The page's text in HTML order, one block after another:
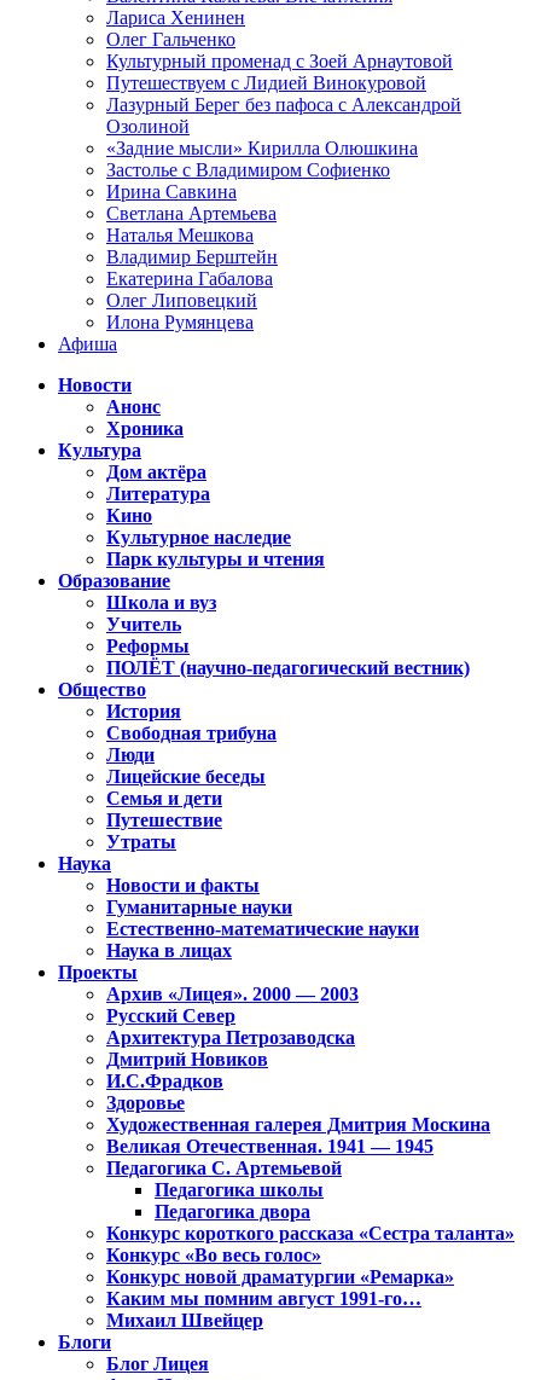
Лариса Хенинен
Олег Гальченко
Культурный променад с Зоей Арнаутовой
Путешествуем с Лидией Винокуровой
Лазурный Берег без пафоса с Александрой
Озолиной
«Задние мысли» Кирилла Олюшкина
Застолье с Владимиром Софиенко
Ирина Савкина
Светлана Артемьева
Наталья Мешкова
Владимир Берштейн
Екатерина Габалова
Олег Липовецкий
Илона Румянцева
Афиша
Новости
Анонс
Хроника
Культура
Дом актёра
Литература
Кино
Культурное наследие
Парк культуры и чтения
Образование
Школа и вуз
Учитель
Реформы
ПОЛЁТ (научно-педагогический вестник)
Общество
История
Свободная трибуна
Люди
Лицейские беседы
Семья и дети
Путешествие
Утраты
Наука
Новости и факты
Гуманитарные науки
Естественно-математические науки
Наука в лицах
Проекты
Архив «Лицея». 2000 — 2003
Русский Север
Архитектура Петрозаводска
Дмитрий Новиков
И.С.Фрадков
Здоровье
Художественная галерея Дмитрия Москина
Великая Отечественная. 1941 — 1945
Педагогика С. Артемьевой
Педагогика школы
Педагогика двора
Конкурс короткого рассказа «Сестра таланта»
Конкурс «Во весь голос»
Конкурс новой драматургии «Ремарка»
Каким мы помним август 1991-го…
Михаил Швейцер
Блоги
Блог Лицея